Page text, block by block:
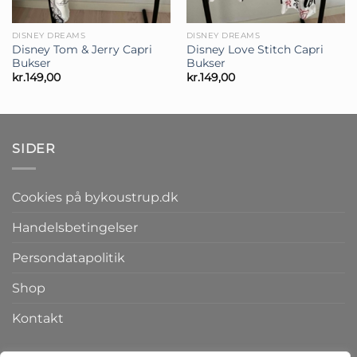
DISNEY DREAMS
Disney Tom & Jerry Capri
Bukser
kr.149,00
DISNEY DREAMS
Disney Love Stitch Capri
Bukser
kr.149,00
SIDER
Cookies på bykoustrup.dk
Handelsbetingelser
Persondatapolitik
Shop
Kontakt